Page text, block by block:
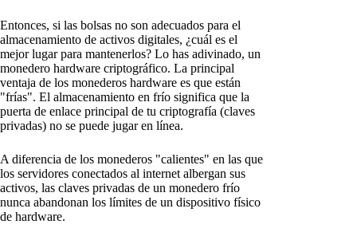
Entonces, si las bolsas no son adecuados para el
almacenamiento de activos digitales, ¿cuál es el
mejor lugar para mantenerlos? Lo has adivinado, un
monedero hardware criptográfico. La principal
ventaja de los monederos hardware es que están
"frías". El almacenamiento en frío significa que la
puerta de enlace principal de tu criptografía (claves
privadas) no se puede jugar en línea.
A diferencia de los monederos "calientes" en las que
los servidores conectados al internet albergan sus
activos, las claves privadas de un monedero frío
nunca abandonan los límites de un dispositivo físico
de hardware.